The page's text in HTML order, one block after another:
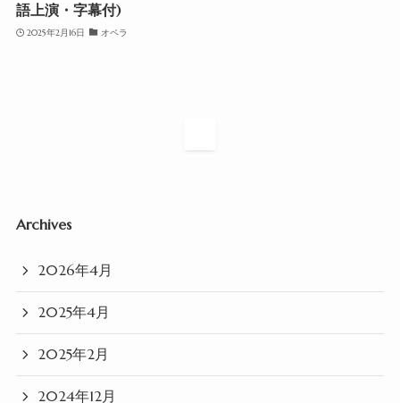
語上演・字幕付)
2025年2月16日 オペラ
Archives
2026年4月
2025年4月
2025年2月
2024年12月